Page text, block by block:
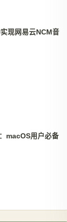
现网易云NCM音
macOS用户必备